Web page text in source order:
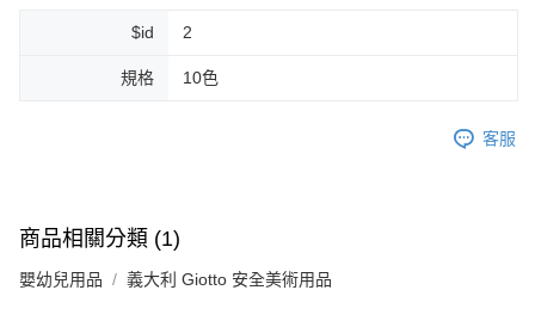
全家純取貨 (先付款
每筆NT$80，滿NT$999(含以上)免運費
$id 2
規格 10色
客服
商品相關分類 (1)
嬰幼兒用品 義大利 Giotto 安全美術用品